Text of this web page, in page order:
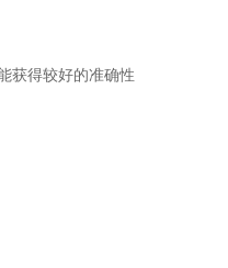
获得较好的准确性